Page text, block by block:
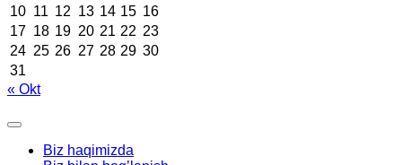
10 11 12 13 14 15 16
17 18 19 20 21 22 23
24 25 26 27 28 29 30
31
« Okt
Biz haqimizda